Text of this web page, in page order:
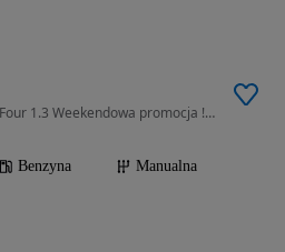
1332 cm3 • 95 KM • Smart ForFour 1.3 Weekendowa promocja ! Nowe sprzęgło , panorama, spełnia SCT
Benzyna
Manualna